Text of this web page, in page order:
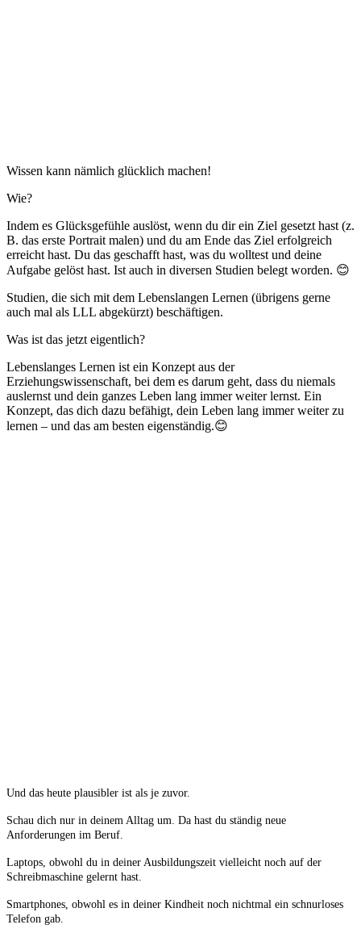
Wissen kann nämlich glücklich machen!
Wie?
Indem es Glücksgefühle auslöst, wenn du dir ein Ziel gesetzt hast (z.
B. das erste Portrait malen) und du am Ende das Ziel erfolgreich
erreicht hast. Du das geschafft hast, was du wolltest und deine
Aufgabe gelöst hast. Ist auch in diversen Studien belegt worden. 😊
Studien, die sich mit dem Lebenslangen Lernen (übrigens gerne
auch mal als LLL abgekürzt) beschäftigen.
Was ist das jetzt eigentlich?
Lebenslanges Lernen ist ein Konzept aus der
Erziehungswissenschaft, bei dem es darum geht, dass du niemals
auslernst und dein ganzes Leben lang immer weiter lernst. Ein
Konzept, das dich dazu befähigt, dein Leben lang immer weiter zu
lernen – und das am besten eigenständig.😊
Und das heute plausibler ist als je zuvor.
Schau dich nur in deinem Alltag um. Da hast du ständig neue
Anforderungen im Beruf.
Laptops, obwohl du in deiner Ausbildungszeit vielleicht noch auf der
Schreibmaschine gelernt hast.
Smartphones, obwohl es in deiner Kindheit noch nichtmal ein schnurloses
Telefon gab.